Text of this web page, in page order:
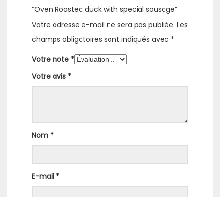
“Oven Roasted duck with special sousage”
Votre adresse e-mail ne sera pas publiée. Les
champs obligatoires sont indiqués avec *
Votre note *
Votre avis *
Nom *
E-mail *